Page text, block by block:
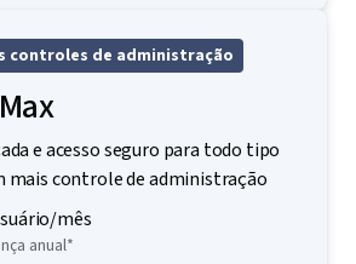
controles de administração
e acesso seguro para todo tipo
mais controle de administração
mês
anual*